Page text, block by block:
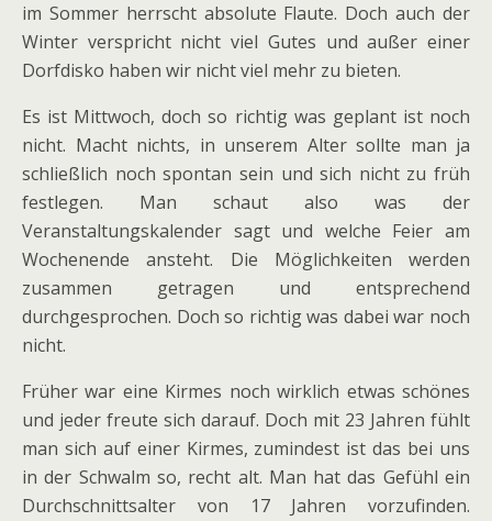
im Sommer herrscht absolute Flaute. Doch auch der
Winter verspricht nicht viel Gutes und außer einer
Dorfdisko haben wir nicht viel mehr zu bieten.
Es ist Mittwoch, doch so richtig was geplant ist noch
nicht. Macht nichts, in unserem Alter sollte man ja
schließlich noch spontan sein und sich nicht zu früh
festlegen. Man schaut also was der
Veranstaltungskalender sagt und welche Feier am
Wochenende ansteht. Die Möglichkeiten werden
zusammen getragen und entsprechend
durchgesprochen. Doch so richtig was dabei war noch
nicht.
Früher war eine Kirmes noch wirklich etwas schönes
und jeder freute sich darauf. Doch mit 23 Jahren fühlt
man sich auf einer Kirmes, zumindest ist das bei uns
in der Schwalm so, recht alt. Man hat das Gefühl ein
Durchschnittsalter von 17 Jahren vorzufinden.